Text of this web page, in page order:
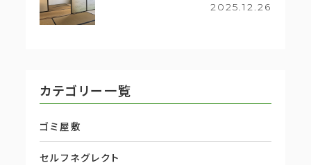
2025.12.26
カテゴリー一覧
ゴミ屋敷
セルフネグレクト